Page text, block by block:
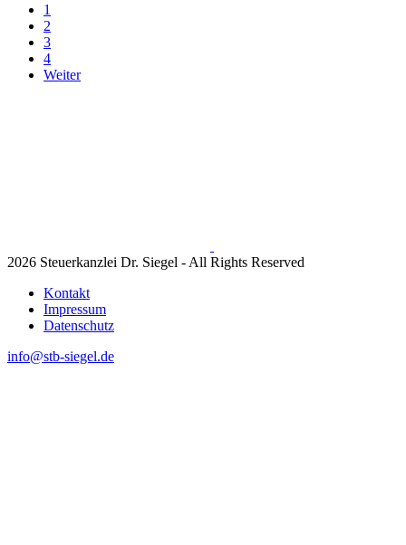
1
2
3
4
Weiter
2026 Steuerkanzlei Dr. Siegel - All Rights Reserved
Kontakt
Impressum
Datenschutz
info@stb-siegel.de